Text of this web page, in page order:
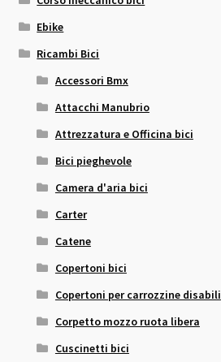
Ebike
Ricambi Bici
Accessori Bmx
Attacchi Manubrio
Attrezzatura e Officina bici
Bici pieghevole
Camera d'aria bici
Carter
Catene
Copertoni bici
Copertoni per carrozzine disabili
Corpetto mozzo ruota libera
Cuscinetti bici